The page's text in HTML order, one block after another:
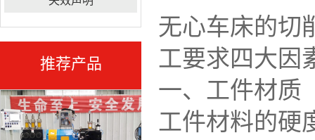
无心车床的切
工要求四大因
一、工件材质
工件材料的硬
推荐产品